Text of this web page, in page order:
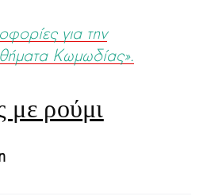
για την
Κωμωδίας».
ρούμι